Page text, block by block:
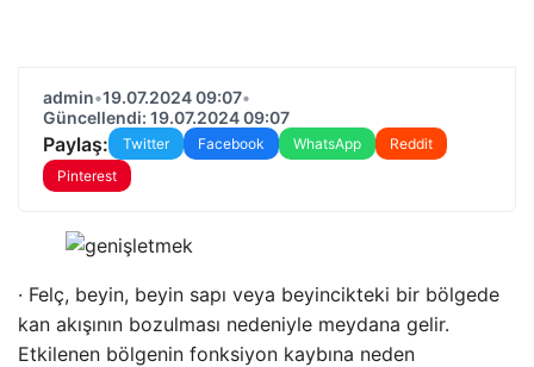
admin•19.07.2024 09:07•
Güncellendi: 19.07.2024 09:07
Paylaş: Twitter Facebook WhatsApp
Reddit
Pinterest
· Felç, beyin, beyin sapı veya beyincikteki bir bölgede
kan akışının bozulması nedeniyle meydana gelir.
Etkilenen bölgenin fonksiyon kaybına neden